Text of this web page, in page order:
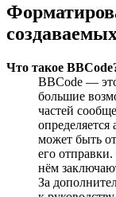
Что такое
BBCode —
большие
частей
может быть
его
нём
За